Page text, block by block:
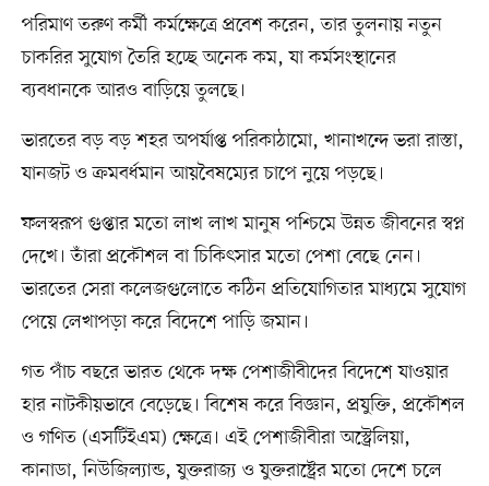
পরিমাণ তরুণ কর্মী কর্মক্ষেত্রে প্রবেশ করেন, তার তুলনায় নতুন
চাকরির সুযোগ তৈরি হচ্ছে অনেক কম, যা কর্মসংস্থানের
ব্যবধানকে আরও বাড়িয়ে তুলছে।
ভারতের বড় বড় শহর অপর্যাপ্ত পরিকাঠামো, খানাখন্দে ভরা রাস্তা,
যানজট ও ক্রমবর্ধমান আয়বৈষম্যের চাপে নুয়ে পড়ছে।
ফলস্বরূপ গুপ্তার মতো লাখ লাখ মানুষ পশ্চিমে উন্নত জীবনের স্বপ্ন
দেখে। তাঁরা প্রকৌশল বা চিকিৎসার মতো পেশা বেছে নেন।
ভারতের সেরা কলেজগুলোতে কঠিন প্রতিযোগিতার মাধ্যমে সুযোগ
পেয়ে লেখাপড়া করে বিদেশে পাড়ি জমান।
গত পাঁচ বছরে ভারত থেকে দক্ষ পেশাজীবীদের বিদেশে যাওয়ার
হার নাটকীয়ভাবে বেড়েছে। বিশেষ করে বিজ্ঞান, প্রযুক্তি, প্রকৌশল
ও গণিত (এসটিইএম) ক্ষেত্রে। এই পেশাজীবীরা অস্ট্রেলিয়া,
কানাডা, নিউজিল্যান্ড, যুক্তরাজ্য ও যুক্তরাষ্ট্রের মতো দেশে চলে